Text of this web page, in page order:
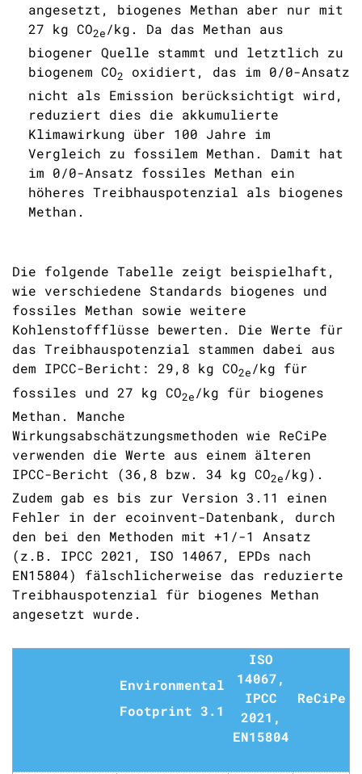
angesetzt, biogenes Methan aber nur mit
27 kg CO2e /kg. Da das Methan aus
biogener Quelle stammt und letztlich zu
biogenem CO2
oxidiert, das im 0/0-Ansatz
nicht als Emission berücksichtigt wird,
reduziert dies die akkumulierte
Klimawirkung über 100 Jahre im
Vergleich zu fossilem Methan. Damit hat
im 0/0-Ansatz fossiles Methan ein
höheres Treibhauspotenzial als biogenes
Methan.
Die folgende Tabelle zeigt beispielhaft,
wie verschiedene Standards biogenes und
fossiles Methan sowie weitere
Kohlenstoffflüsse bewerten. Die Werte für
das Treibhauspotenzial stammen dabei aus
dem IPCC-Bericht: 29,8 kg CO2e/kg für
fossiles und 27 kg CO2e /kg für biogenes
Methan. Manche
Wirkungsabschätzungsmethoden wie ReCiPe
verwenden die Werte aus einem älteren
IPCC-Bericht (36,8 bzw. 34 kg CO2e /kg).
Zudem gab es bis zur Version 3.11 einen
Fehler in der ecoinvent-Datenbank, durch
den bei den Methoden mit +1/-1 Ansatz
(z.B. IPCC 2021, ISO 14067, EPDs nach
EN15804) fälschlicherweise das reduzierte
Treibhauspotenzial für biogenes Methan
angesetzt wurde.
Environmental
Footprint 3.1
ISO
14067,
IPCC
2021,
EN15804
ReCiPe